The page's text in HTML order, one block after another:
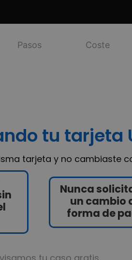
Pasos Coste
tu tarjeta
tarjeta y no cambiaste
Nunca
un cambio
forma de